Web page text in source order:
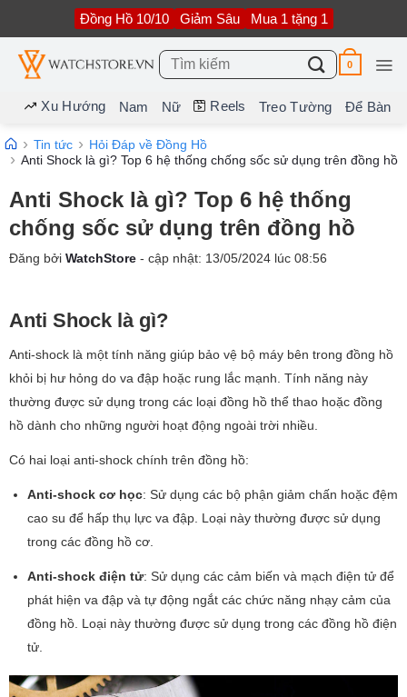
nội
dung
Đồng Hồ 10/10 Giảm Sâu Mua 1 tặng 1
Tìm
kiếm:
0
Xu Hướng Nam Nữ Reels Treo Tường Để Bàn
Tin tức
Hỏi Đáp về Đồng Hồ
Anti Shock là gì? Top 6 hệ thống chống sốc sử dụng trên đồng hồ
Anti Shock là gì? Top 6 hệ thống
chống sốc sử dụng trên đồng hồ
Đăng bởi WatchStore - cập nhật: 13/05/2024 lúc 08:56
Anti Shock là gì?
Anti-shock là một tính năng giúp bảo vệ bộ máy bên trong đồng hồ
khỏi bị hư hỏng do va đập hoặc rung lắc mạnh. Tính năng này
thường được sử dụng trong các loại đồng hồ thể thao hoặc đồng
hồ dành cho những người hoạt động ngoài trời nhiều.
Có hai loại anti-shock chính trên đồng hồ:
Anti-shock cơ học: Sử dụng các bộ phận giảm chấn hoặc đệm
cao su để hấp thụ lực va đập. Loại này thường được sử dụng
trong các đồng hồ cơ.
Anti-shock điện tử: Sử dụng các cảm biến và mạch điện tử để
phát hiện va đập và tự động ngắt các chức năng nhạy cảm của
đồng hồ. Loại này thường được sử dụng trong các đồng hồ điện
tử.